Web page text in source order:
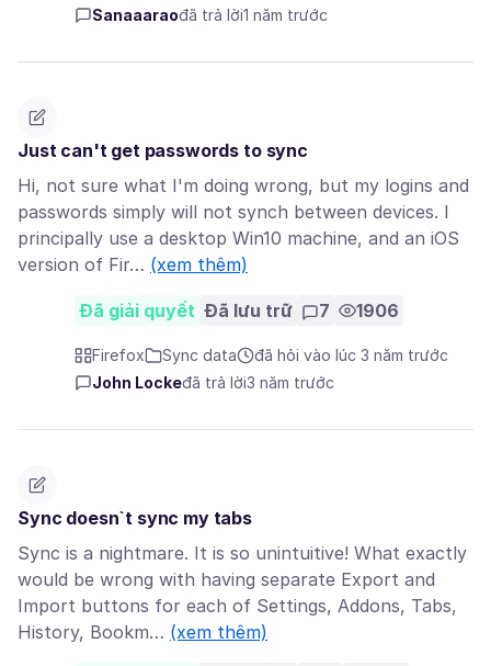
Sanaaaraođã trả lời1 năm trước
Just can't get passwords to sync
Hi, not sure what I'm doing wrong, but my logins and
passwords simply will not synch between devices. I
principally use a desktop Win10 machine, and an iOS
version of Fir… (xem thêm)
Đã giải quyết Đã lưu trữ 7 1906
Firefox Sync data
đã hỏi vào lúc 3 năm trước
John Lockeđã trả lời3 năm trước
Sync doesn`t sync my tabs
Sync is a nightmare. It is so unintuitive! What exactly
would be wrong with having separate Export and
Import buttons for each of Settings, Addons, Tabs,
History, Bookm… (xem thêm)